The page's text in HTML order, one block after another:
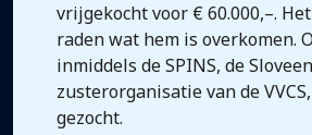
vrijgekocht voor € 60.000,–.
raden wat hem is overkomen.
inmiddels de SPINS, de
zusterorganisatie van de
gezocht.